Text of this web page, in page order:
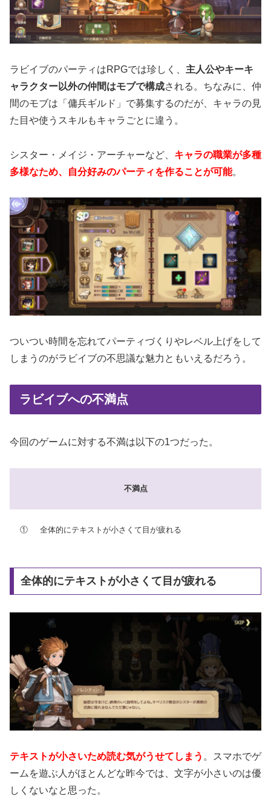
ラビイブのパーティはRPGでは珍しく、 主人公やキーキ
ャラクター以外の仲間はモブで構成される。ちなみに、仲
間のモブは「傭兵ギルド」で募集するのだが、キャラの見
た目や使うスキルもキャラごとに違う。
シスター・メイジ・アーチャーなど、 キャラの職業が多種
多様なため、自分好みのパーティを作ることが可能。
ついつい時間を忘れてパーティづくりやレベル上げをして
しまうのがラビイブの不思議な魅力ともいえるだろう。
ラビイブへの不満点
今回のゲームに対する不満は以下の1つだった。
不満点
① 全体的にテキストが小さくて目が疲れる
全体的にテキストが小さくて目が疲れる
テキストが小さいため読む気がうせてしまう 。スマホでゲ
ームを遊ぶ人がほとんどな昨今では、文字が小さいのは優
しくないなと思った。